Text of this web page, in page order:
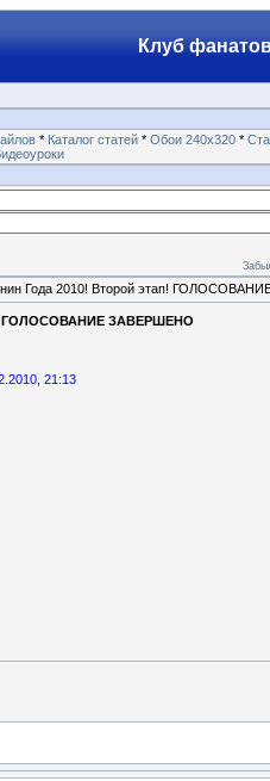
Клуб
* Каталог статей * Обои 240х320 *
Года 2010! Второй этап!
ГОЛОСОВАНИЕ ЗАВЕРШЕНО
21:13